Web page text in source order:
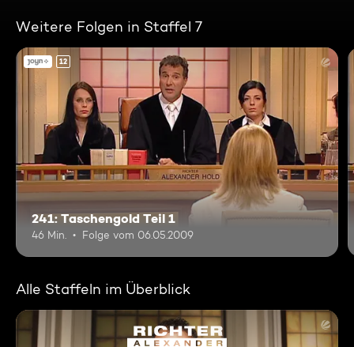
Weitere Folgen in Staffel 7
12
241: Taschengold Teil 1
46 Min. Folge vom 06.05.2009
Alle Staffeln im Überblick